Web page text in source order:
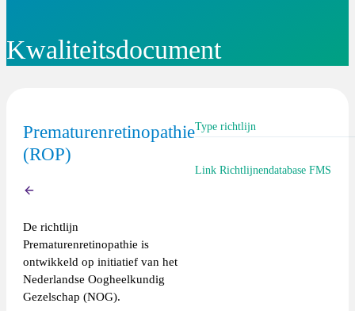
Kwaliteitsdocument
Prematurenretinopathie
(ROP)
De richtlijn
Prematurenretinopathie is
ontwikkeld op initiatief van het
Nederlandse Oogheelkundig
Gezelschap (NOG).
Type richtlijn
Richtlijn (extern)
Link Richtlijnendatabase FMS